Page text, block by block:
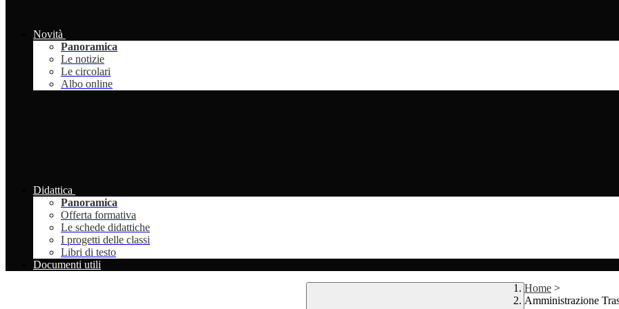
Novità
Panoramica
Le notizie
Le circolari
Albo online
Didattica
Panoramica
Offerta formativa
Le schede didattiche
I progetti delle classi
Libri di testo
Documenti utili
Home >
Amministrazione